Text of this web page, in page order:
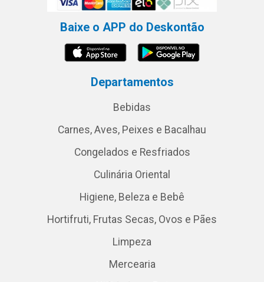
Baixe o APP do Deskontão
Departamentos
Bebidas
Carnes, Aves, Peixes e Bacalhau
Congelados e Resfriados
Culinária Oriental
Higiene, Beleza e Bebê
Hortifruti, Frutas Secas, Ovos e Pães
Limpeza
Mercearia